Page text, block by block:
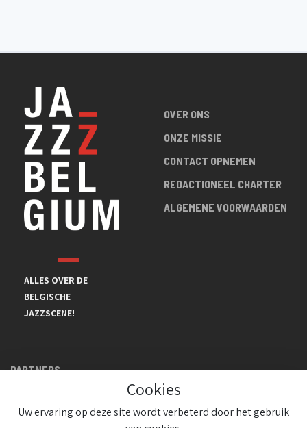
ALLES OVER DE
BELGISCHE
JAZZSCENE!
OVER ONS
ONZE MISSIE
CONTACT OPNEMEN
REDACTIONEEL CHARTER
ALGEMENE VOORWAARDEN
PARTNERS
Cookies
Uw ervaring op deze site wordt verbeterd door het gebruik